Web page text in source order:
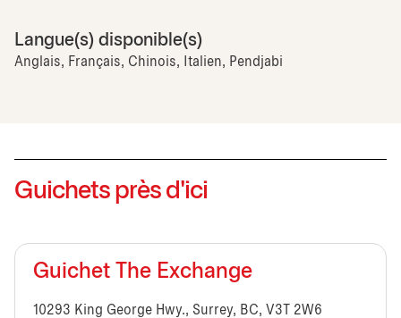
Langue(s) disponible(s)
Anglais, Français, Chinois, Italien, Pendjabi
Guichets près d'ici
Guichet The Exchange
10293 King George Hwy., Surrey, BC, V3T 2W6